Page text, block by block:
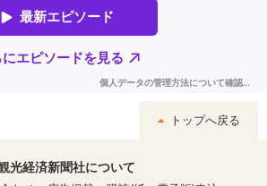
トップへ戻る
光経済新聞社について